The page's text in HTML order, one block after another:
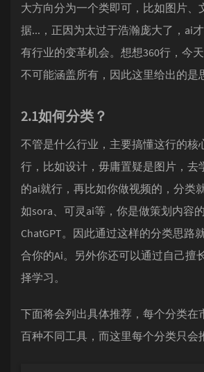
大方向分为一个类即可，比如图片、
据...，正因为太过于浩瀚庞大了，ai
有行业的变革机会。想想360行，今
不可能涵盖所有，因此这里给出的是
2.1如何分类？
不管是什么行业，主要搞懂这行的核
行，比如设计，毋庸置疑是图片，去
的ai就行，再比如你做视频的，分类
如sora、可灵ai等，你是做策划内容
ChatGPT。因此通过这样的分类思路
合你的Ai。另外你还可以通过自己擅
择学习。
下面将会列出具体推荐，每个分类在
百种不同工具，而这里每个分类只会